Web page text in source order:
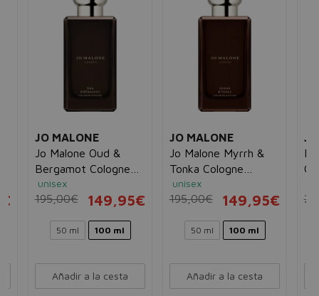
JO MALONE
Jo Malone Oud &
Bergamot Cologne
Intense
unisex
195,00€ 149,95€
50 ml 100 ml
Añadir a la cesta
JO MALONE
Jo Malone Myrrh &
Tonka Cologne
Intense
unisex
195,00€ 149,95€
50 ml 100 ml
Añadir a la cesta